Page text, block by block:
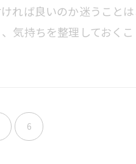
れば良いのか迷うこと
気持ちを整理しておく
6